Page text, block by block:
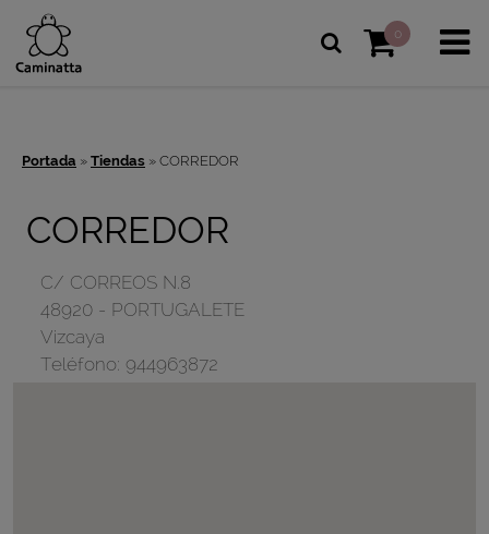
0
Portada » Tiendas » CORREDOR
CORREDOR
C/ CORREOS N.8
48920- PORTUGALETE
Vizcaya
Teléfono: 944963872